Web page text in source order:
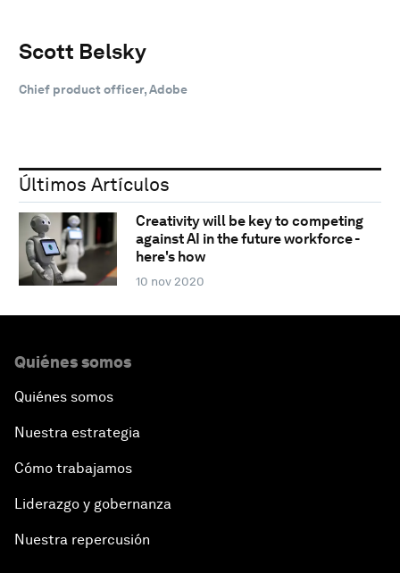
Scott Belsky
Chief product officer, Adobe
Últimos Artículos
Creativity will be key to competing
against AI in the future workforce -
here's how
10 nov 2020
Quiénes somos
Quiénes somos
Nuestra estrategia
Cómo trabajamos
Liderazgo y gobernanza
Nuestra repercusión